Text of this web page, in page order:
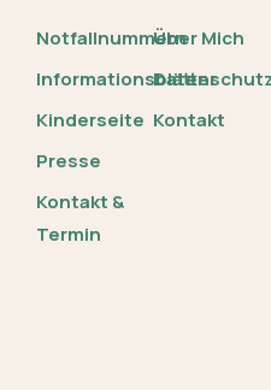
Notfallnummern
Informationsblätter
Kinderseite
Presse
Kontakt &
Termin
Über Mich
Kontakt